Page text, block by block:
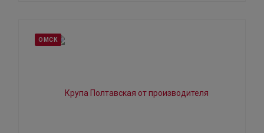
ОМСК